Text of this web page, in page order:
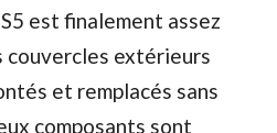
est finalement assez
extérieurs
et remplacés sans
composants sont